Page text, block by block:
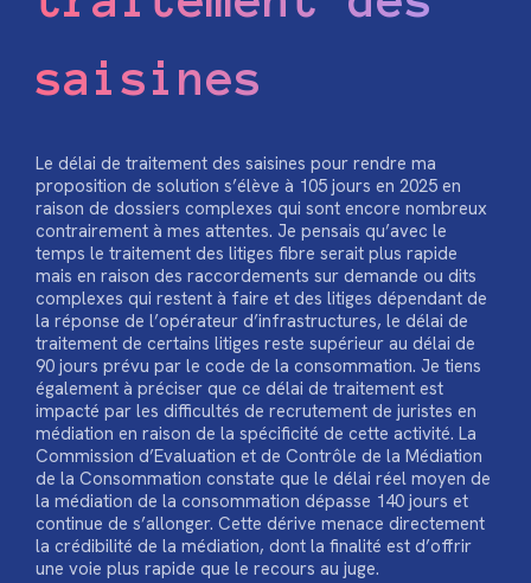
saisines
Le délai de traitement des saisines pour rendre ma
proposition de solution s’élève à 105 jours en 2025 en
raison de dossiers complexes qui sont encore nombreux
contrairement à mes attentes. Je pensais qu’avec le
temps le traitement des litiges fibre serait plus rapide
mais en raison des raccordements sur demande ou dits
complexes qui restent à faire et des litiges dépendant de
la réponse de l’opérateur d’infrastructures, le délai de
traitement de certains litiges reste supérieur au délai de
90 jours prévu par le code de la consommation. Je tiens
également à préciser que ce délai de traitement est
impacté par les difficultés de recrutement de juristes en
médiation en raison de la spécificité de cette activité. La
Commission d’Evaluation et de Contrôle de la Médiation
de la Consommation constate que le délai réel moyen de
la médiation de la consommation dépasse 140 jours et
continue de s’allonger. Cette dérive menace directement
la crédibilité de la médiation, dont la finalité est d’offrir
une voie plus rapide que le recours au juge.